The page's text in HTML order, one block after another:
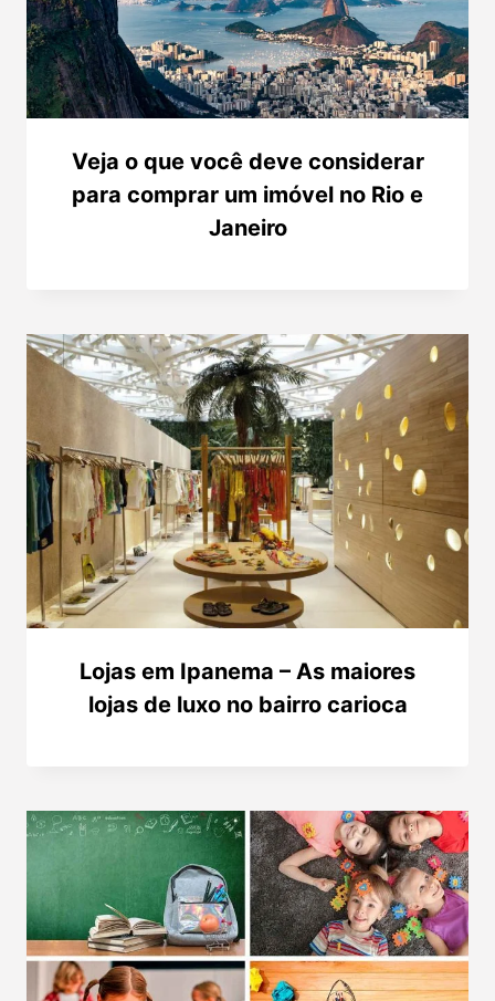
Veja o que você deve considerar
para comprar um imóvel no Rio e
Janeiro
Lojas em Ipanema – As maiores
lojas de luxo no bairro carioca